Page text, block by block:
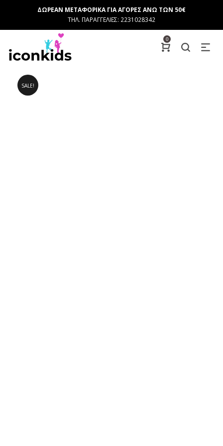
ΔΩΡΕΑΝ ΜΕΤΑΦΟΡΙΚΑ ΓΙΑ ΑΓΟΡΕΣ ΑΝΩ ΤΩΝ 50€
ΤΗΛ. ΠΑΡΑΓΓΕΛΙΕΣ: 2231028342
0
SALE!